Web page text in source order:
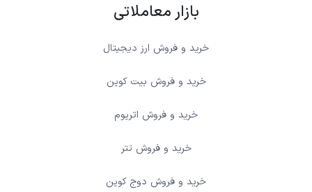
بازار معاملاتی
خرید و فروش ارز دیجیتال
خرید و فروش بیت کوین
خرید و فروش اتریوم
خرید و فروش تتر
خرید و فروش دوج کوین